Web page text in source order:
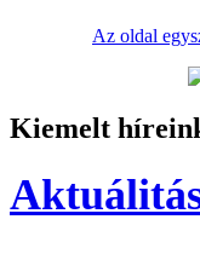
Az oldal
Kiemelt